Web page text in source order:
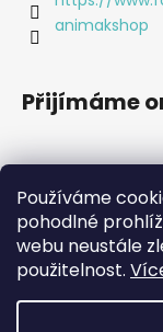
Používáme
pohodlné
webu neustále
použitelnost.
animakshop
Přijímáme